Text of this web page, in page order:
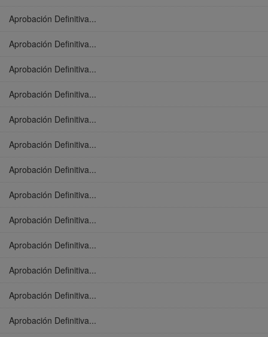
Aprobación Definitiva...
Aprobación Definitiva...
Aprobación Definitiva...
Aprobación Definitiva...
Aprobación Definitiva...
Aprobación Definitiva...
Aprobación Definitiva...
Aprobación Definitiva...
Aprobación Definitiva...
Aprobación Definitiva...
Aprobación Definitiva...
Aprobación Definitiva...
Aprobación Definitiva...